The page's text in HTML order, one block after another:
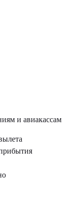
и авиакассам